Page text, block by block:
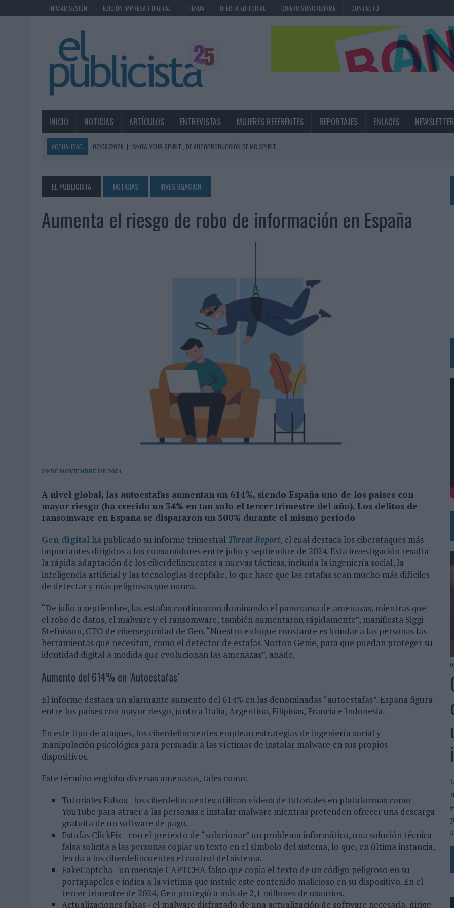
INICIAR SESIÓN EDICIÓN IMPRESA Y DIGITAL TIENDA OFERTA EDITORIAL QUIERO SUSCRIBIRME CONTACTO
INICIO NOTICIAS ARTÍCULOS ENTREVISTAS MUJERES REFERENTES REPORTAJES ENLACES NEWSLETTER
ACTUALIDAD 07/08/2026 | ‘SHOW YOUR SPIRIT’, DE AUTOPRODUCCIÓN DE MG SPIRIT
MAHOU REIVINDICA EL RITUAL DE LA CAÑA EN EL DÍA INTERNACIONAL DE LA CERVEZA
07/08/2026 | MG SPIRIT RELANZA SU MARCA CON UNA ESTRATEGIA 360º CENTRADA EN EL ORIGEN BARCELONÉS
PATRÓN CONVIERTE EL NUEVO SINGLE DE ARÓN PIPER EN UNA EXPERIENCIA DE MARCA EN IBIZA
07/08/2026
EL VERANO PONE A PRUEBA LA ESTRATEGIA DIGITAL DE LAS MARCAS
SIETE DE CADA DIEZ EMPRESAS ESPAÑOLAS NO INTEGRAN LA INFANCIA EN SU ESTRATEGIA
LA TELEVISIÓN SIGUE LIDERANDO EL CONSUMO DE MEDIOS EN VERANO Y SUPERA AL MÓVIL COMO DISPOSITIVO MÁS UTILIZADO
EL USO DE LA IA GENERATIVA ALCANZA YA AL 62% DE LOS ESPAÑOLES
SYSTEM1 NOMBRA A KIMBERLY BASTONI COMO NUEVA DIRECTORA COMERCIAL GLOBAL
FRIGO Y UNIQLO LANZAN UNA COLECCIÓN PERSONALIZABLE INSPIRADA EN CORNETTO, CALIPPO Y SOLERO
LA IA ESTÁ SUBIENDO EL LISTÓN DE LA CREATIVIDAD
BEON WORLDWIDE LANZA RAÍZ URBANA PARA TRANSFORMAR EL PATRIMONIO HISTÓRICO EN ACTIVOS CULTURALES Y ECONÓMICOS
FABRA COMUNICACIÓN INCORPORA A CASONÁ Y ASUME LA GESTIÓN DE SUS RELACIONES CON LOS MEDIOS
LOPESAN HOTELS & RESORTS ACERCA EL PARAÍSO CANARIO EN SU ÚLTIMA CAMPAÑA INTERNACIONAL
LUIS ARQUILLOS (BURGO DE ARIAS): “LA CONSTRUCCIÓN DE MARCA A LARGO PLAZO Y LA MEDICIÓN SON DOS CARAS DE LA MISMA
EL PUBLICISTA NOTICIAS INVESTIGACIÓN
Aumenta el riesgo de robo de información en España
29 DE NOVIEMBRE DE 2024
A nivel global, las autoestafas aumentan un 614%, siendo España uno de los países con
mayor riesgo (ha crecido un 34% en tan solo el tercer trimestre del año). Los delitos de
ransomware en España se dispararon un 300% durante el mismo período
Gen digital ha publicado su informe trimestral Threat Report, el cual destaca los ciberataques más
importantes dirigidos a los consumidores entre julio y septiembre de 2024. Esta investigación resalta
la rápida adaptación de los ciberdelincuentes a nuevas tácticas, incluida la ingeniería social, la
inteligencia artificial y las tecnologías deepfake, lo que hace que las estafas sean mucho más difíciles
de detectar y más peligrosas que nunca.
“De julio a septiembre, las estafas continuaron dominando el panorama de amenazas, mientras que
el robo de datos, el malware y el ransomware, también aumentaron rápidamente”, manifiesta Siggi
Stefnisson, CTO de ciberseguridad de Gen. “Nuestro enfoque constante es brindar a las personas las
herramientas que necesitan, como el detector de estafas Norton Genie, para que puedan proteger su
identidad digital a medida que evolucionan las amenazas”, añade.
Aumento del 614% en ‘Autoestafas’
El informe destaca un alarmante aumento del 614% en las denominadas “autoestafas”. España figura
entre los países con mayor riesgo, junto a Italia, Argentina, Filipinas, Francia e Indonesia.
En este tipo de ataques, los ciberdelincuentes emplean estrategias de ingeniería social y
manipulación psicológica para persuadir a las víctimas de instalar malware en sus propios
dispositivos.
Este término engloba diversas amenazas, tales como:
Tutoriales Falsos - los ciberdelincuentes utilizan vídeos de tutoriales en plataformas como
YouTube para atraer a las personas e instalar malware mientras pretenden ofrecer una descarga
gratuita de un software de pago.
Estafas ClickFix - con el pretexto de “solucionar” un problema informático, una solución técnica
falsa solicita a las personas copiar un texto en el símbolo del sistema, lo que, en última instancia,
les da a los ciberdelincuentes el control del sistema.
FakeCaptcha - un mensaje CAPTCHA falso que copia el texto de un código peligroso en su
portapapeles e indica a la víctima que instale este contenido malicioso en su dispositivo. En el
tercer trimestre de 2024, Gen protegió a más de 2,1 millones de usuarios.
Actualizaciones falsas - el malware disfrazado de una actualización de software necesaria, dirige